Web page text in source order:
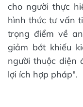
cho người thực
hình thức tư vấn
trọng điểm về
giảm bớt khiếu
người thuộc diện
lợi ích hợp pháp".